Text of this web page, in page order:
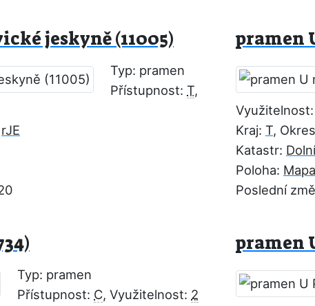
jeskyně (11005)
Typ: pramen
Přístupnost: T,
rJE
pramen
Využitelnost:
Kraj: T,
Katastr:
Poloha: Mapa
Poslední
Typ: pramen
Přístupnost: C, Využitelnost: 2
pramen